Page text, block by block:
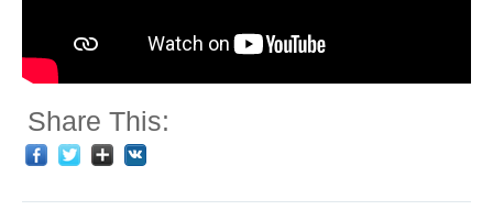
Share This: